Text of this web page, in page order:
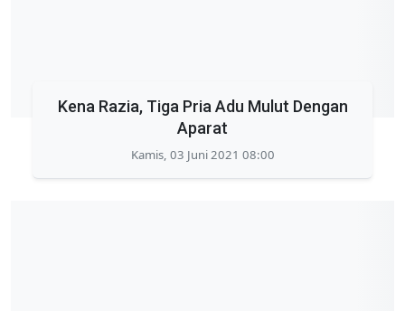
Kena Razia, Tiga Pria Adu Mulut Dengan
Aparat
Kamis, 03 Juni 2021 08:00